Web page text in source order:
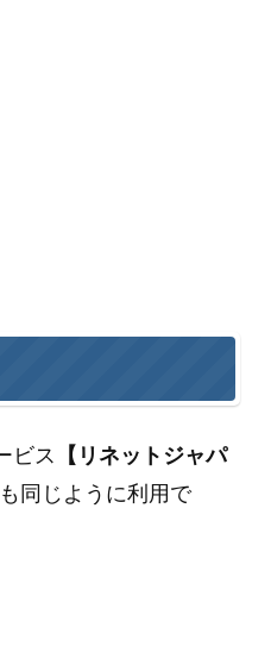
ビス
【リネットジャパ
同じように利用で